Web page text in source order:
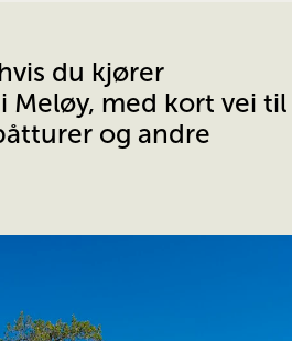
du kjører
Meløy, med kort vei til
og andre